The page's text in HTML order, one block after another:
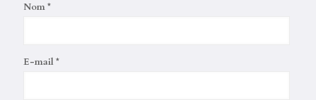
Nom*
E-mail*